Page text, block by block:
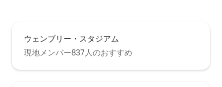
ウェンブリー・スタジアム
現地メンバー837人のおすすめ